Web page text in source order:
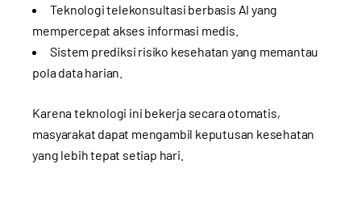
Teknologi telekonsultasi berbasis AI yang
mempercepat akses informasi medis.
Sistem prediksi risiko kesehatan yang memantau
pola data harian.
Karena teknologi ini bekerja secara otomatis,
masyarakat dapat mengambil keputusan kesehatan
yang lebih tepat setiap hari.